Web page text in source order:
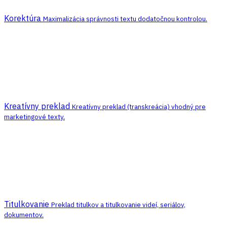
Korektúra Maximalizácia správnosti textu dodatočnou kontrolou.
Kreatívny preklad Kreatívny preklad (transkreácia) vhodný pre
marketingové texty.
Titulkovanie Preklad titulkov a titulkovanie videí, seriálov,
dokumentov.